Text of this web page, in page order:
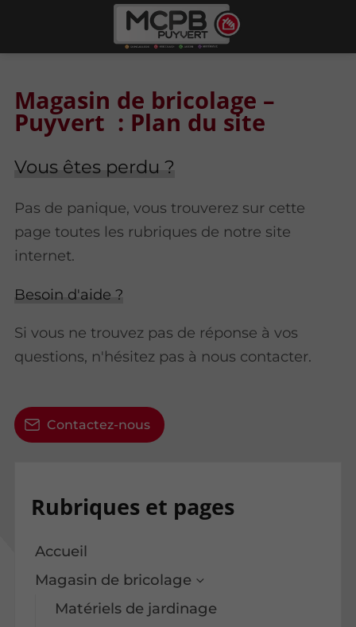
Magasin de bricolage –
Puyvert : Plan du site
Vous êtes perdu ?
Pas de panique, vous trouverez sur cette
page toutes les rubriques de notre site
internet.​​
Besoin d'aide ?
Si vous ne trouvez pas de réponse à vos
questions, n'hésitez pas à nous contacter.
Contactez-nous
Rubriques et pages
Accueil
Magasin de bricolage
Matériels de jardinage